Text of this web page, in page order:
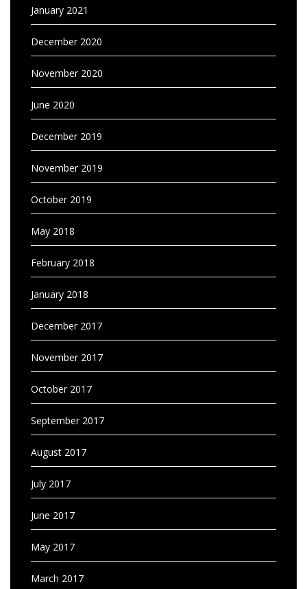
January 2021
December 2020
November 2020
June 2020
December 2019
November 2019
October 2019
May 2018
February 2018
January 2018
December 2017
November 2017
October 2017
September 2017
August 2017
July 2017
June 2017
May 2017
March 2017